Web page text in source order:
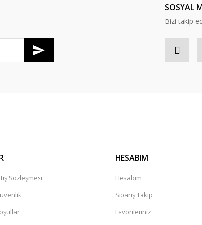
SOSYAL
Bizi takip
Sözleşmesi
HESABIM
Hesabım
Sipariş Takip
Favorileriniz